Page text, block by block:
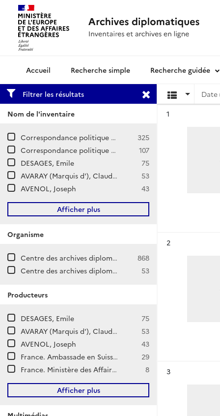
Archives diplomatiquesRecherche simple Recherche guidée
Filtrer les résultats
Nom de l'inventaire
Correspondance politique et commerciale (CPCOM) / Z-Europe / Suisse
325
Correspondance politique / Genève
107
DESAGES, Emile
75
AVARAY (Marquis d'), Claude Théophile de Bésiade
53
AVENOL, Joseph
43
Afficher plus
Organisme
Centre des archives diplomatiques de La Courneuve
868
Centre des archives diplomatiques de Nantes
53
Producteurs
DESAGES, Emile
75
AVARAY (Marquis d'), Claude Théophile de Bésiade
53
AVENOL, Joseph
43
France. Ambassade en Suisse (Berne)
29
France. Ministère des Affaires étrangères. Direction de l'Europe.
8
Afficher plus
Date
1
2
3